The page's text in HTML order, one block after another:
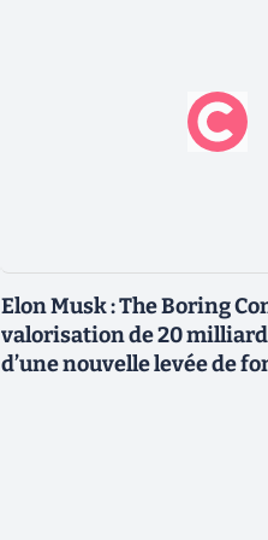
Elon Musk : The Boring
valorisation de 20
d’une nouvelle levée de